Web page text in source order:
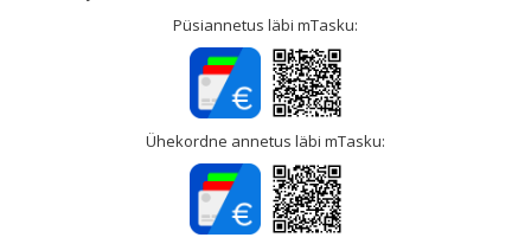
Püsiannetus läbi mTasku:
Ühekordne annetus läbi mTasku: